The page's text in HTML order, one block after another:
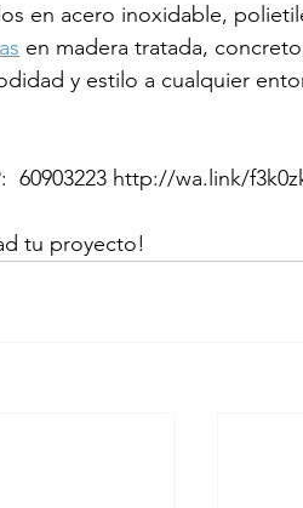
en acero inoxidable,
en madera tratada,
y estilo a cualquier
60903223 http://wa.link/
tu proyecto!